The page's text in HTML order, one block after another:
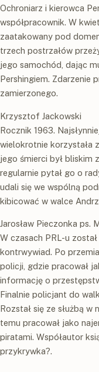
Ochroniarz i kierowca
współpracownik. W
zaatakowany pod
trzech postrzałów
jego samochód, dając
Pershingiem. Zdarzenie
zamierzonego.
Krzysztof Jackowski
Rocznik 1963.
wielokrotnie korzystała
jego śmierci był bliskim
regularnie pytał go o
udali się we wspólną
kibicować w walce
Jarosław Pieczonka ps.
W czasach PRL-u
kontrwywiad. Po
policji, gdzie pracował
informację o
Finalnie policjant do
Rozstał się ze służbą
temu pracował jako
piratami. Współautor
przykrywka?.